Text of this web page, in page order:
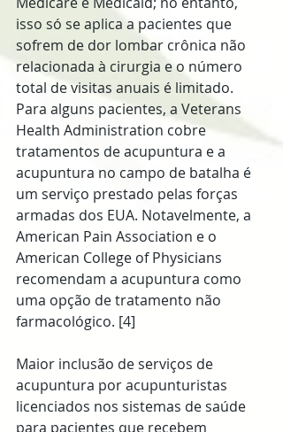
isso só se aplica a pacientes que
sofrem de dor lombar crônica não
relacionada à cirurgia e o número
total de visitas anuais é limitado.
Para alguns pacientes, a Veterans
Health Administration cobre
tratamentos de acupuntura e a
acupuntura no campo de batalha é
um serviço prestado pelas forças
armadas dos EUA. Notavelmente, a
American Pain Association e o
American College of Physicians
recomendam a acupuntura como
uma opção de tratamento não
farmacológico. [4]
Maior inclusão de serviços de
acupuntura por acupunturistas
licenciados nos sistemas de saúde
para pacientes que recebem